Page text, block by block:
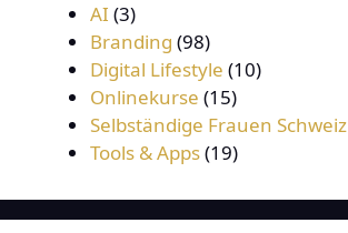
AI (3)
Branding (98)
Digital Lifestyle (10)
Onlinekurse (15)
Selbständige Frauen Schweiz
Tools & Apps(19)